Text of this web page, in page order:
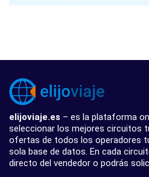
elijoviaje.es – es la plataforma
seleccionar los mejores circuitos
ofertas de todos los operadores
sola base de datos. En cada
directo del vendedor o podrás